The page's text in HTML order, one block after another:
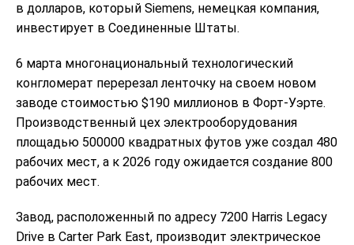
в долларов, который Siemens, немецкая компания,
инвестирует в Соединенные Штаты.
6 марта многонациональный технологический
конгломерат перерезал ленточку на своем новом
заводе стоимостью $190 миллионов в Форт-Уэрте.
Производственный цех электрооборудования
площадью 500000 квадратных футов уже создал 480
рабочих мест, а к 2026 году ожидается создание 800
рабочих мест.
Завод, расположенный по адресу 7200 Harris Legacy
Drive в Carter Park East, производит электрическое